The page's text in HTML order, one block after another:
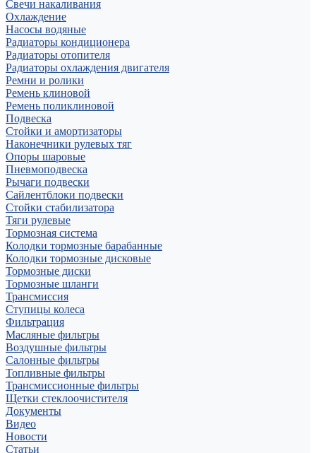
Свечи накаливания
Охлаждение
Насосы водяные
Радиаторы кондиционера
Радиаторы отопителя
Радиаторы охлаждения двигателя
Ремни и ролики
Ремень клиновой
Ремень поликлиновой
Подвеска
Стойки и амортизаторы
Наконечники рулевых тяг
Опоры шаровые
Пневмоподвеска
Рычаги подвески
Сайлентблоки подвески
Стойки стабилизатора
Тяги рулевые
Тормозная система
Колодки тормозные барабанные
Колодки тормозные дисковые
Тормозные диски
Тормозные шланги
Трансмиссия
Ступицы колеса
Фильтрация
Масляные фильтры
Воздушные фильтры
Салонные фильтры
Топливные фильтры
Трансмиссионные фильтры
Щетки стеклоочистителя
Документы
Видео
Новости
Статьи